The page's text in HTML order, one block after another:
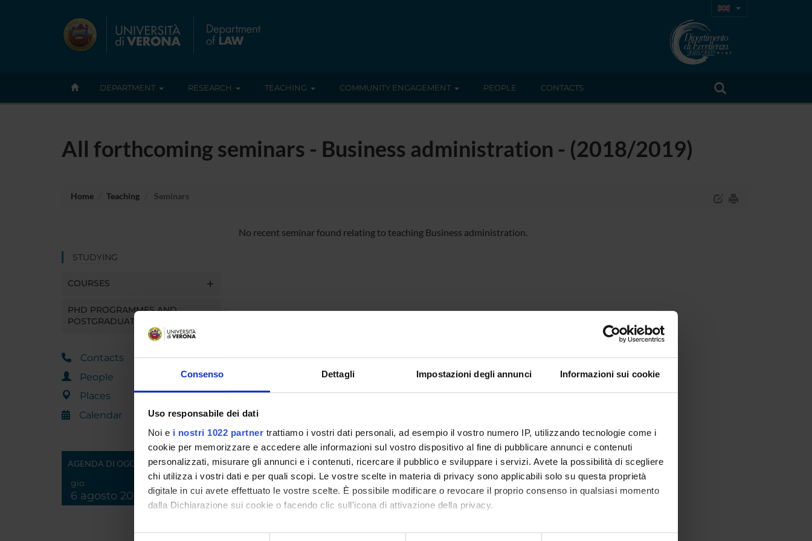
Consenso Dettagli Impostazioni degli annunci Informazioni sui cookie
Uso responsabile dei dati
Noi e i nostri 1022 partner trattiamo i vostri dati personali, ad esempio il vostro numero IP, utilizzando tecnologie come i
cookie per memorizzare e accedere alle informazioni sul vostro dispositivo al fine di pubblicare annunci e contenuti
personalizzati, misurare gli annunci e i contenuti, ricercare il pubblico e sviluppare i servizi. Avete la possibilità di scegliere
chi utilizza i vostri dati e per quali scopi. Le vostre scelte in materia di privacy sono applicabili solo su questa proprietà
digitale in cui avete effettuato le vostre scelte. È possibile modificare o revocare il proprio consenso in qualsiasi momento
dalla Dichiarazione sui cookie o facendo clic sull'icona di attivazione della privacy.
Con il tuo consenso, vorremmo anche:
DEPARTMENT RESEARCH TEACHING COMMUNITY ENGAGEMENT PEOPLE CONTACTS
All forthcoming seminars - Business administration - (2018/2019)
Home Teaching Seminars
STUDYING
COURSES
PHD PROGRAMMES AND
POSTGRADUATE TRAINING
Contacts
People
Places
Calendar
AGENDA DI OGGI
gio
6 agosto 2026
No recent seminar found relating to teaching Business administration.